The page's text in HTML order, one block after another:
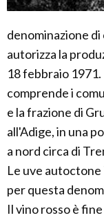
denominazione
autorizza la
18 febbraio
comprende i
e la frazione di
all'Adige, in una
a nord circa di
Le uve
per questa
Il vino rosso è